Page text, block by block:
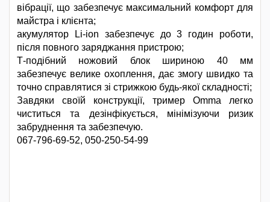
вібрації, що забезпечує максимальний комфорт для
майстра і клієнта;
акумулятор Li-ion забезпечує до 3 годин роботи,
після повного заряджання пристрою;
Т-подібний ножовий блок шириною 40 мм
забезпечує велике охоплення, дає змогу швидко та
точно справлятися зі стрижкою будь-якої складності;
Завдяки своїй конструкції, тример Omma легко
чиститься та дезінфікується, мінімізуючи ризик
забруднення та забезпечую.
067-796-69-52, 050-250-54-99